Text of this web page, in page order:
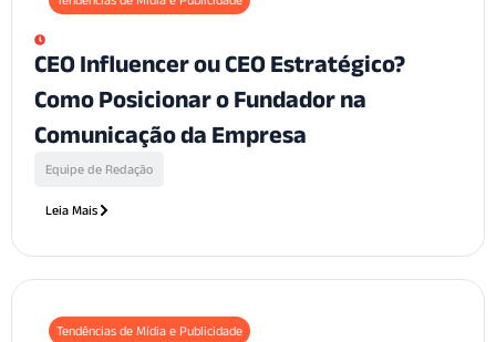
CEO Influencer ou CEO Estratégico?
Como Posicionar o Fundador na
Comunicação da Empresa
Equipe de Redação
Leia Mais
Tendências de Mídia e Publicidade